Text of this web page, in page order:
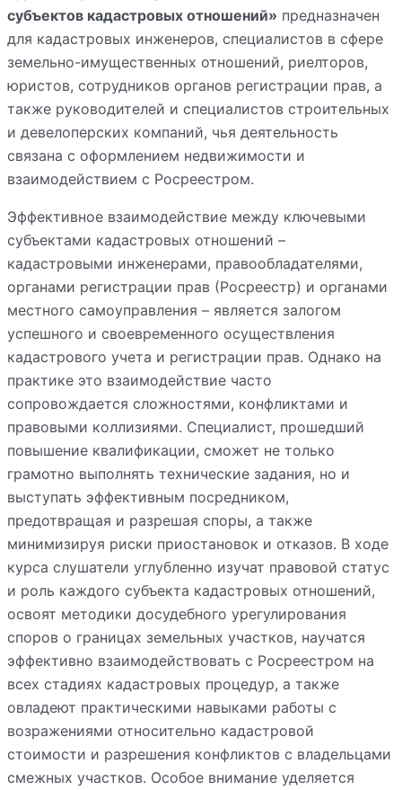
субъектов кадастровых отношений» предназначен
для кадастровых инженеров, специалистов в сфере
земельно-имущественных отношений, риелторов,
юристов, сотрудников органов регистрации прав, а
также руководителей и специалистов строительных
и девелоперских компаний, чья деятельность
связана с оформлением недвижимости и
взаимодействием с Росреестром.
Эффективное взаимодействие между ключевыми
субъектами кадастровых отношений –
кадастровыми инженерами, правообладателями,
органами регистрации прав (Росреестр) и органами
местного самоуправления – является залогом
успешного и своевременного осуществления
кадастрового учета и регистрации прав. Однако на
практике это взаимодействие часто
сопровождается сложностями, конфликтами и
правовыми коллизиями. Специалист, прошедший
повышение квалификации, сможет не только
грамотно выполнять технические задания, но и
выступать эффективным посредником,
предотвращая и разрешая споры, а также
минимизируя риски приостановок и отказов. В ходе
курса слушатели углубленно изучат правовой статус
и роль каждого субъекта кадастровых отношений,
освоят методики досудебного урегулирования
споров о границах земельных участков, научатся
эффективно взаимодействовать с Росреестром на
всех стадиях кадастровых процедур, а также
овладеют практическими навыками работы с
возражениями относительно кадастровой
стоимости и разрешения конфликтов с владельцами
смежных участков. Особое внимание уделяется